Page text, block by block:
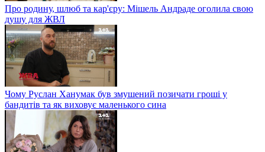
Про родину, шлюб та кар'єру: Мішель Андраде оголила свою
душу для ЖВЛ
Чому Руслан Ханумак був змушений позичати гроші у
бандитів та як виховує маленького сина